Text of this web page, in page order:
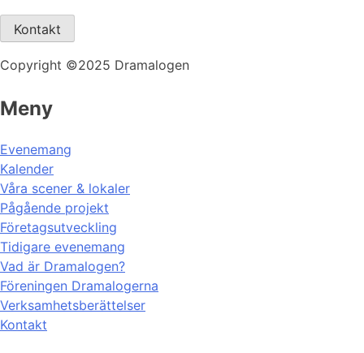
Kontakt
Copyright ©2025 Dramalogen
Meny
Evenemang
Kalender
Våra scener & lokaler
Pågående projekt
Företagsutveckling
Tidigare evenemang
Vad är Dramalogen?
Föreningen Dramalogerna
Verksamhetsberättelser
Kontakt